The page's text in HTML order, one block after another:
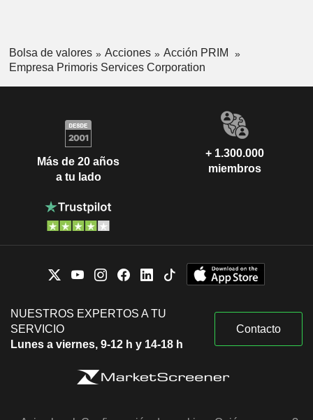
Bolsa de valores Acciones
Acción PRIM
Empresa Primoris Services Corporation
Más de 20 años
a tu lado
+ 1.300.000
miembros
NUESTROS EXPERTOS A TU
SERVICIO
Lunes a viernes, 9-12 h y 14-18 h
Contacto